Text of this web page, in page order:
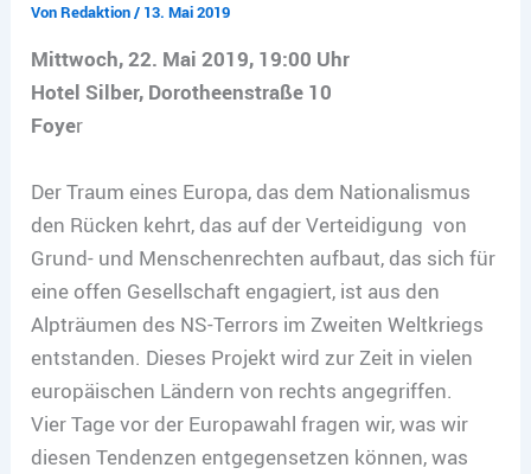
VonRedaktion/ 13. Mai 2019
Mittwoch, 22. Mai 2019, 19:00 Uhr
Hotel Silber, Dorotheenstraße 10
Foyer
Der Traum eines Europa, das dem Nationalismus
den Rücken kehrt, das auf der Verteidigung von
Grund- und Menschenrechten aufbaut, das sich für
eine offen Gesellschaft engagiert, ist aus den
Alpträumen des NS-Terrors im Zweiten Weltkriegs
entstanden. Dieses Projekt wird zur Zeit in vielen
europäischen Ländern von rechts angegriffen.
Vier Tage vor der Europawahl fragen wir, was wir
diesen Tendenzen entgegensetzen können, was